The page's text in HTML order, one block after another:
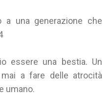
a una generazione che
essere una bestia. Un
a fare delle atrocità
umano.